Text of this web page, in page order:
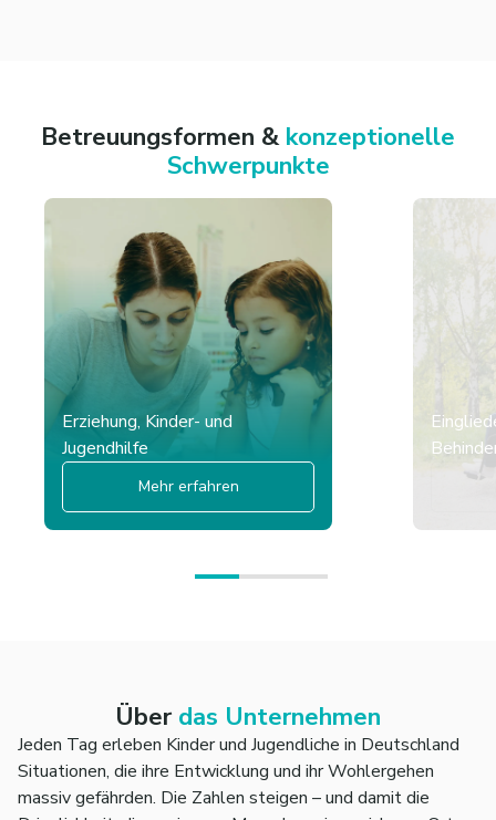
Betreuungsformen & konzeptionelle
Schwerpunkte
Erziehung, Kinder- und
Jugendhilfe
Mehr erfahren
Über das Unternehmen
Jeden Tag erleben Kinder und Jugendliche in Deutschland
Situationen, die ihre Entwicklung und ihr Wohlergehen
massiv gefährden. Die Zahlen steigen – und damit die